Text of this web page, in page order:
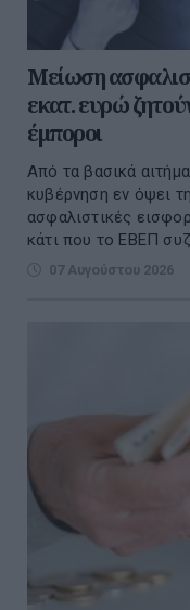
Μείωση
εκατ. ευρώ
έμποροι
Από τα βασικά
κυβέρνηση εν όψει
ασφαλιστικές
κάτι που το ΕΒΕΠ
07 Αυγούστου 2026